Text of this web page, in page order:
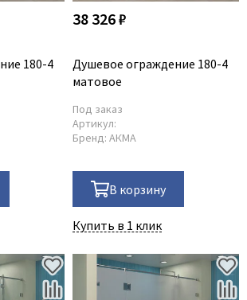
180-4
38 326 ₽
Душевое ограждение 180-4
матовое
Под заказ
Артикул:
Бренд: АКМА
В корзину
Купить в 1 клик